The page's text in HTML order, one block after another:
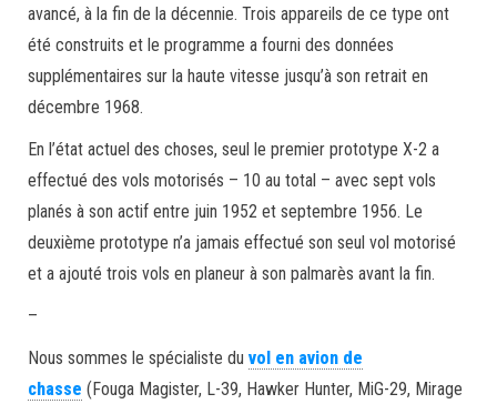
avancé, à la fin de la décennie. Trois appareils de ce type ont
été construits et le programme a fourni des données
supplémentaires sur la haute vitesse jusqu’à son retrait en
décembre 1968.
En l’état actuel des choses, seul le premier prototype X-2 a
effectué des vols motorisés – 10 au total – avec sept vols
planés à son actif entre juin 1952 et septembre 1956. Le
deuxième prototype n’a jamais effectué son seul vol motorisé
et a ajouté trois vols en planeur à son palmarès avant la fin.
–
Nous sommes le spécialiste du vol en avion de
chasse (Fouga Magister, L-39, Hawker Hunter, MiG-29, Mirage